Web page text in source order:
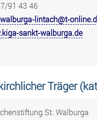
91 43 46
lintach@t-
sankt-walburga.de
Träger
St. Walburga